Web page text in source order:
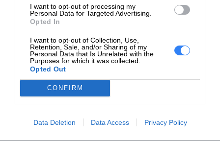
I want to opt-out of processing my
Personal Data for Targeted Advertising.
Opted In
I want to opt-out of Collection, Use,
Retention, Sale, and/or Sharing of my
Personal Data that Is Unrelated with the
Purposes for which it was collected.
Opted Out
CONFIRM
Data Deletion Data Access Privacy Policy
Aktualności
Regulamin sklepu
Polityka prywatności
Zakupy